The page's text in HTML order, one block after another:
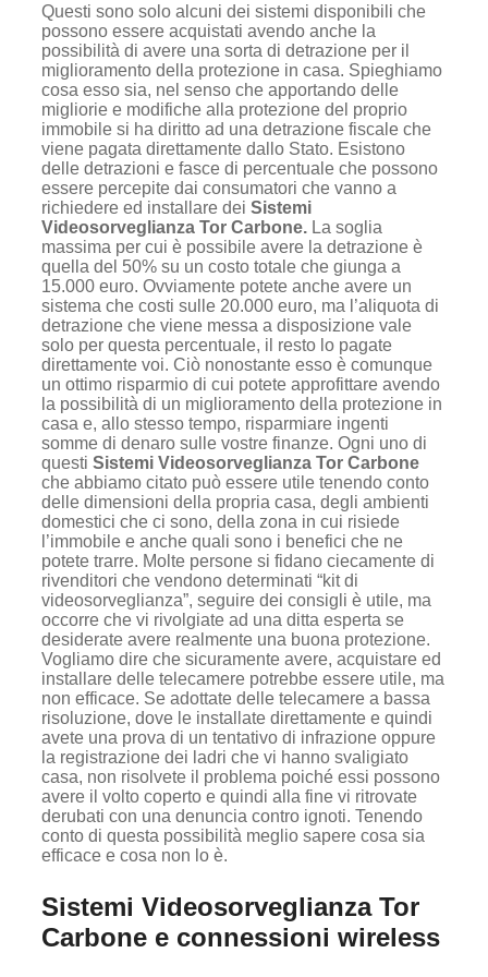
Questi sono solo alcuni dei sistemi disponibili che
possono essere acquistati avendo anche la
possibilità di avere una sorta di detrazione per il
miglioramento della protezione in casa. Spieghiamo
cosa esso sia, nel senso che apportando delle
migliorie e modifiche alla protezione del proprio
immobile si ha diritto ad una detrazione fiscale che
viene pagata direttamente dallo Stato. Esistono
delle detrazioni e fasce di percentuale che possono
essere percepite dai consumatori che vanno a
richiedere ed installare dei Sistemi
Videosorveglianza Tor Carbone. La soglia
massima per cui è possibile avere la detrazione è
quella del 50% su un costo totale che giunga a
15.000 euro. Ovviamente potete anche avere un
sistema che costi sulle 20.000 euro, ma l’aliquota di
detrazione che viene messa a disposizione vale
solo per questa percentuale, il resto lo pagate
direttamente voi. Ciò nonostante esso è comunque
un ottimo risparmio di cui potete approfittare avendo
la possibilità di un miglioramento della protezione in
casa e, allo stesso tempo, risparmiare ingenti
somme di denaro sulle vostre finanze. Ogni uno di
questi Sistemi Videosorveglianza Tor Carbone
che abbiamo citato può essere utile tenendo conto
delle dimensioni della propria casa, degli ambienti
domestici che ci sono, della zona in cui risiede
l’immobile e anche quali sono i benefici che ne
potete trarre. Molte persone si fidano ciecamente di
rivenditori che vendono determinati “kit di
videosorveglianza”, seguire dei consigli è utile, ma
occorre che vi rivolgiate ad una ditta esperta se
desiderate avere realmente una buona protezione.
Vogliamo dire che sicuramente avere, acquistare ed
installare delle telecamere potrebbe essere utile, ma
non efficace. Se adottate delle telecamere a bassa
risoluzione, dove le installate direttamente e quindi
avete una prova di un tentativo di infrazione oppure
la registrazione dei ladri che vi hanno svaligiato
casa, non risolvete il problema poiché essi possono
avere il volto coperto e quindi alla fine vi ritrovate
derubati con una denuncia contro ignoti. Tenendo
conto di questa possibilità meglio sapere cosa sia
efficace e cosa non lo è.
Sistemi Videosorveglianza Tor
Carbone e connessioni wireless